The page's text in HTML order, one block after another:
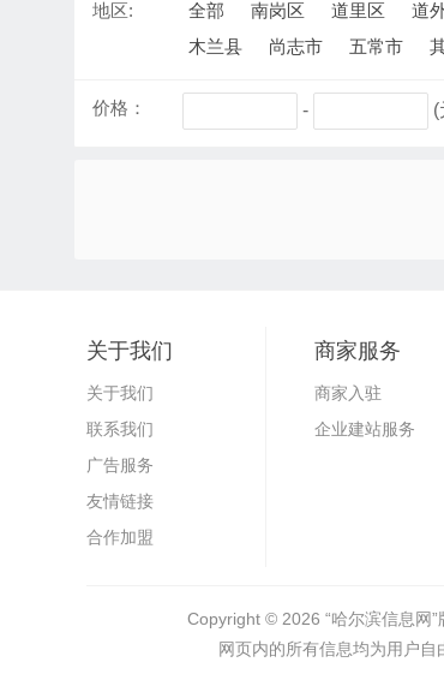
地区: 全部 南岗区 道里区 道
木兰县
尚志市 五常市
价格： - (
关于我们
关于我们
联系我们
广告服务
友情链接
合作加盟
商家服务
商家入驻
企业建站服务
Copyright © 2026 “哈尔滨信息网”
网页内的所有信息均为用户